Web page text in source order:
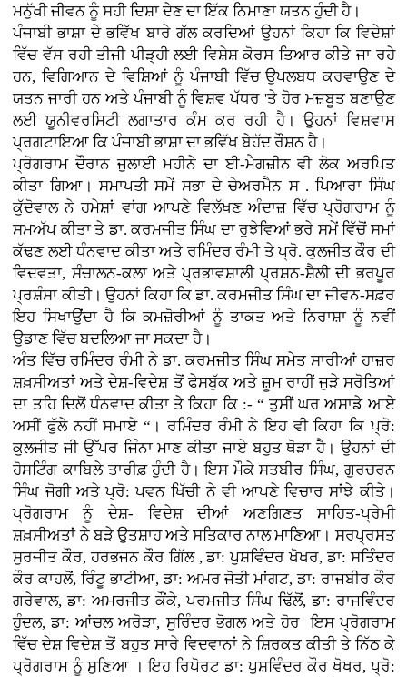
ਮਨੁੱਖੀ ਜੀਵਨ ਨੂੰ ਸਹੀ ਦਿਸ਼ਾ ਦੇਣ ਦਾ ਇੱਕ ਨਿਮਾਣਾ ਯਤਨ ਹੁੰਦੀ ਹੈ।
ਪੰਜਾਬੀ ਭਾਸ਼ਾ ਦੇ ਭਵਿੱਖ ਬਾਰੇ ਗੱਲ ਕਰਦਿਆਂ ਉਹਨਾਂ ਕਿਹਾ ਕਿ ਵਿਦੇਸ਼ਾਂ
ਵਿੱਚ ਵੱਸ ਰਹੀ ਤੀਜੀ ਪੀੜ੍ਹੀ ਲਈ ਵਿਸ਼ੇਸ਼ ਕੋਰਸ ਤਿਆਰ ਕੀਤੇ ਜਾ ਰਹੇ
ਹਨ, ਵਿਗਿਆਨ ਦੇ ਵਿਸ਼ਿਆਂ ਨੂੰ ਪੰਜਾਬੀ ਵਿੱਚ ਉਪਲਬਧ ਕਰਵਾਉਣ ਦੇ
ਯਤਨ ਜਾਰੀ ਹਨ ਅਤੇ ਪੰਜਾਬੀ ਨੂੰ ਵਿਸ਼ਵ ਪੱਧਰ 'ਤੇ ਹੋਰ ਮਜ਼ਬੂਤ ਬਣਾਉਣ
ਲਈ ਯੂਨੀਵਰਸਿਟੀ ਲਗਾਤਾਰ ਕੰਮ ਕਰ ਰਹੀ ਹੈ। ਉਹਨਾਂ ਵਿਸ਼ਵਾਸ
ਪ੍ਰਗਟਾਇਆ ਕਿ ਪੰਜਾਬੀ ਭਾਸ਼ਾ ਦਾ ਭਵਿੱਖ ਬੇਹੱਦ ਰੌਸ਼ਨ ਹੈ।
ਪ੍ਰੋਗਰਾਮ ਦੌਰਾਨ ਜੁਲਾਈ ਮਹੀਨੇ ਦਾ ਈ-ਮੈਗਜ਼ੀਨ ਵੀ ਲੋਕ ਅਰਪਿਤ
ਕੀਤਾ ਗਿਆ। ਸਮਾਪਤੀ ਸਮੇਂ ਸਭਾ ਦੇ ਚੇਅਰਮੈਨ ਸ . ਪਿਆਰਾ ਸਿੰਘ
ਕੁੱਦੋਵਾਲ ਨੇ ਹਮੇਸ਼ਾਂ ਵਾਂਗ ਆਪਣੇ ਵਿਲੱਖਣ ਅੰਦਾਜ਼ ਵਿੱਚ ਪ੍ਰੋਗਰਾਮ ਨੂੰ
ਸਮਅੱਪ ਕੀਤਾ ਤੇ ਡਾ. ਕਰਮਜੀਤ ਸਿੰਘ ਦਾ ਰੁਝੇਵਿਆਂ ਭਰੇ ਸਮੇਂ ਵਿੱਚੋਂ ਸਮਾਂ
ਕੱਢਣ ਲਈ ਧੰਨਵਾਦ ਕੀਤਾ ਅਤੇ ਰਮਿੰਦਰ ਰੰਮੀ ਤੇ ਪ੍ਰੋ. ਕੁਲਜੀਤ ਕੌਰ ਦੀ
ਵਿਦਵਤਾ, ਸੰਚਾਲਨ-ਕਲਾ ਅਤੇ ਪ੍ਰਭਾਵਸ਼ਾਲੀ ਪ੍ਰਸ਼ਨ-ਸ਼ੈਲੀ ਦੀ ਭਰਪੂਰ
ਪ੍ਰਸ਼ੰਸਾ ਕੀਤੀ। ਉਹਨਾਂ ਕਿਹਾ ਕਿ ਡਾ. ਕਰਮਜੀਤ ਸਿੰਘ ਦਾ ਜੀਵਨ-ਸਫ਼ਰ
ਇਹ ਸਿਖਾਉਂਦਾ ਹੈ ਕਿ ਕਮਜ਼ੋਰੀਆਂ ਨੂੰ ਤਾਕਤ ਅਤੇ ਨਿਰਾਸ਼ਾ ਨੂੰ ਨਵੀਂ
ਉਡਾਣ ਵਿੱਚ ਬਦਲਿਆ ਜਾ ਸਕਦਾ ਹੈ।
ਅੰਤ ਵਿੱਚ ਰਮਿੰਦਰ ਰੰਮੀ ਨੇ ਡਾ. ਕਰਮਜੀਤ ਸਿੰਘ ਸਮੇਤ ਸਾਰੀਆਂ ਹਾਜ਼ਰ
ਸ਼ਖ਼ਸੀਅਤਾਂ ਅਤੇ ਦੇਸ਼-ਵਿਦੇਸ਼ ਤੋਂ ਫੇਸਬੁੱਕ ਅਤੇ ਜ਼ੂਮ ਰਾਹੀਂ ਜੁੜੇ ਸਰੋਤਿਆਂ
ਦਾ ਤਹਿ ਦਿਲੋਂ ਧੰਨਵਾਦ ਕੀਤਾ ਤੇ ਕਿਹਾ ਕਿ :- “ ਤੁਸੀਂ ਘਰ ਅਸਾਡੇ ਆਏ
ਅਸੀਂ ਫੁੱਲੇ ਨਹੀਂ ਸਮਾਏ “। ਰਮਿੰਦਰ ਰੰਮੀ ਨੇ ਇਹ ਵੀ ਕਿਹਾ ਕਿ ਪ੍ਰੋ:
ਕੁਲਜੀਤ ਜੀ ਉੱਪਰ ਜਿੰਨਾ ਮਾਣ ਕੀਤਾ ਜਾਏ ਬਹੁਤ ਥੋੜਾ ਹੈ। ਉਹਨਾਂ ਦੀ
ਹੋਸਟਿੰਗ ਕਾਬਿਲੇ ਤਾਰੀਫ਼ ਹੁੰਦੀ ਹੈ। ਇਸ ਮੌਕੇ ਸਤਬੀਰ ਸਿੰਘ, ਗੁਰਚਰਨ
ਸਿੰਘ ਜੋਗੀ ਅਤੇ ਪ੍ਰੋ: ਪਵਨ ਖਿੱਚੀ ਨੇ ਵੀ ਆਪਣੇ ਵਿਚਾਰ ਸਾਂਝੇ ਕੀਤੇ।
ਪ੍ਰੋਗਰਾਮ ਨੂੰ ਦੇਸ਼- ਵਿਦੇਸ਼ ਦੀਆਂ ਅਣਗਿਣਤ ਸਾਹਿਤ-ਪ੍ਰੇਮੀ
ਸ਼ਖ਼ਸੀਅਤਾਂ ਨੇ ਬੜੇ ਉਤਸ਼ਾਹ ਅਤੇ ਸਤਿਕਾਰ ਨਾਲ ਮਾਣਿਆ। ਸਰਪ੍ਰਸਤ
ਸੁਰਜੀਤ ਕੌਰ, ਹਰਭਜਨ ਕੌਰ ਗਿੱਲ , ਡਾ: ਪੁਸ਼ਵਿੰਦਰ ਖੋਖਰ, ਡਾ: ਸਤਿੰਦਰ
ਕੌਰ ਕਾਹਲੋਂ, ਰਿੰਟੂ ਭਾਟੀਆ, ਡਾ: ਅਮਰ ਜੋਤੀ ਮਾਂਗਟ, ਡਾ: ਰਾਜਬੀਰ ਕੌਰ
ਗਰੇਵਾਲ, ਡਾ: ਅਮਰਜੀਤ ਕੌਂਕੇ, ਪਰਮਜੀਤ ਸਿੰਘ ਢਿੱਲੋਂ, ਡਾ: ਰਾਜਵਿੰਦਰ
ਹੁੰਦਲ, ਡਾ: ਆਂਚਲ ਅਰੋੜਾ, ਸੁਰਿੰਦਰ ਭੋਗਲ ਅਤੇ ਹੋਰ ਇਸ ਪ੍ਰੋਗਰਾਮ
ਵਿੱਚ ਦੇਸ਼ ਵਿਦੇਸ਼ ਤੋਂ ਬਹੁਤ ਸਾਰੇ ਵਿਦਵਾਨਾਂ ਨੇ ਸ਼ਿਰਕਤ ਕੀਤੀ ਤੇ ਨਿੱਠ ਕੇ
ਪ੍ਰੋਗਰਾਮ ਨੂੰ ਸੁਣਿਆ । ਇਹ ਰਿਪੋਰਟ ਡਾ: ਪੁਸ਼ਵਿੰਦਰ ਕੌਰ ਖੋਖਰ, ਪ੍ਰੋ: